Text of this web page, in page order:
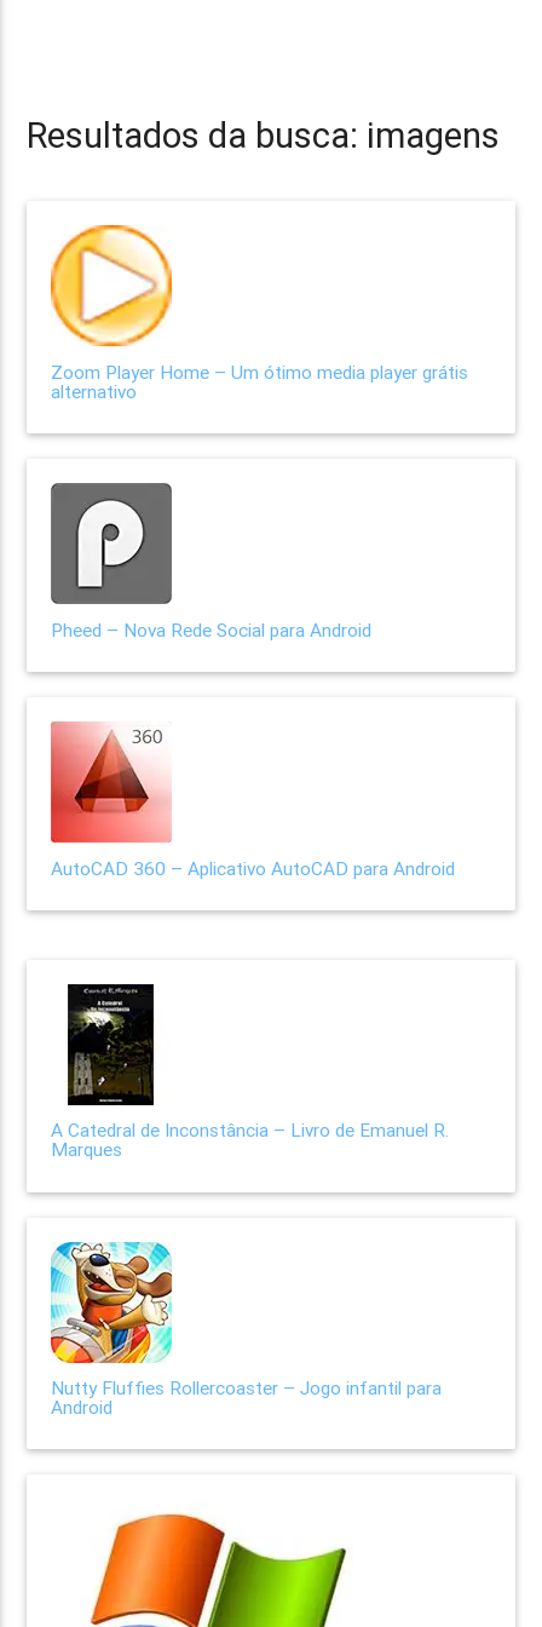
Resultados da busca: imagens
Zoom Player Home – Um ótimo media player grátis
alternativo
Pheed – Nova Rede Social para Android
AutoCAD 360 – Aplicativo AutoCAD para Android
A Catedral de Inconstância – Livro de Emanuel R.
Marques
Nutty Fluffies Rollercoaster – Jogo infantil para
Android